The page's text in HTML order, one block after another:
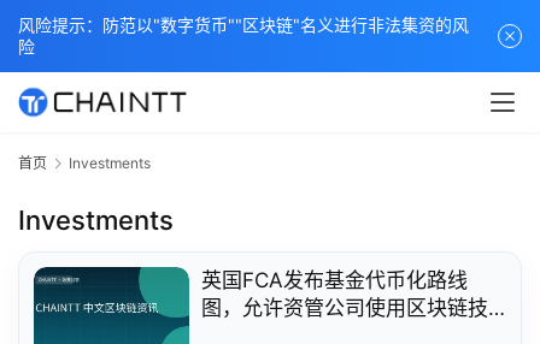
首页 Investments
Investments
英国FCA发布基金代币化路线
图，允许资管公司使用区块链技
风险提示：防范以"数字货币""区块链"名义进行非法集资的风
险